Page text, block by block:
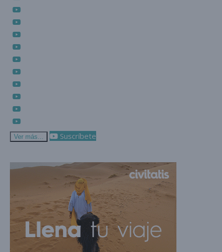
Ver más... Suscríbete